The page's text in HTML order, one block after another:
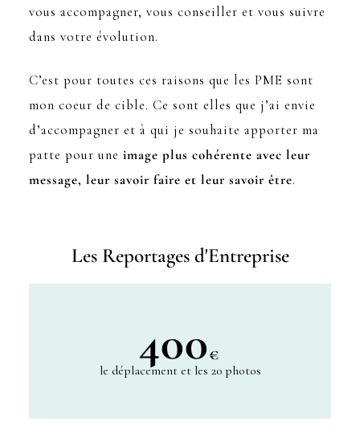
vous accompagner, vous conseiller et vous suivre
dans votre évolution.
C’est pour toutes ces raisons que les PME sont
mon coeur de cible. Ce sont elles que j’ai envie
d’accompagner et à qui je souhaite apporter ma
patte pour une image plus cohérente avec leur
message, leur savoir faire et leur savoir être.
Les Reportages d'Entreprise
400€
le déplacement et les 20 photos